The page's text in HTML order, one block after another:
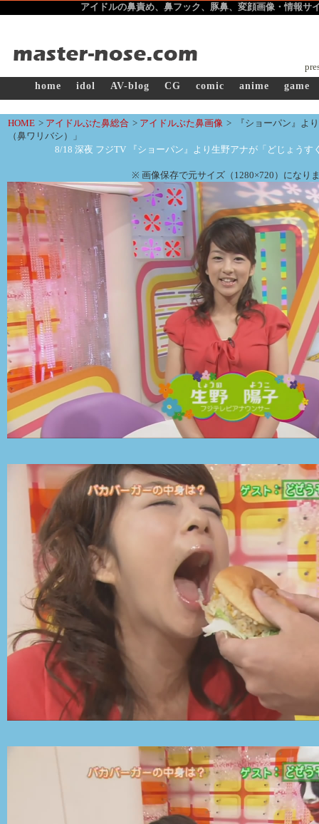
アイドルの鼻責め、鼻フック、豚鼻、変顔画像・情報
home
idol AV-blog CG comic anime game
HOME > アイドルぶた鼻総合 > アイドルぶた鼻画像 >
『ショーパン』よ
（鼻ワリバシ）」
8/18 深夜 フジTV 『ショーパン』より生野アナが「どじょうす
※ 画像保存で元サイズ（1280×720）になり